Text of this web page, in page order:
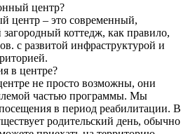
центр?
центр – это современный,
коттедж, как правило,
с развитой инфраструктурой и
в центре?
не просто возможны, они
частью программы. Мы
в период реабилитации. В
родительский день, обычно